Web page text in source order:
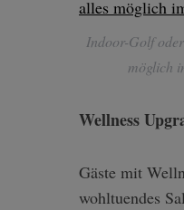
Indoor-Golf
möglich
Wellness
Gäste mit
wohltuendes